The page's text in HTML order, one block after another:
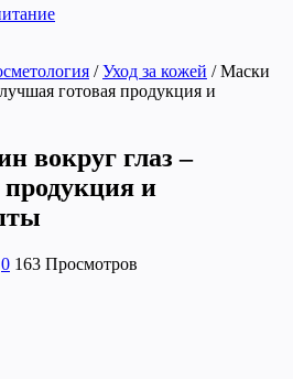
/ Уход за кожей / Маски
готовая продукция и
вокруг глаз –
и
0 163 Просмотров